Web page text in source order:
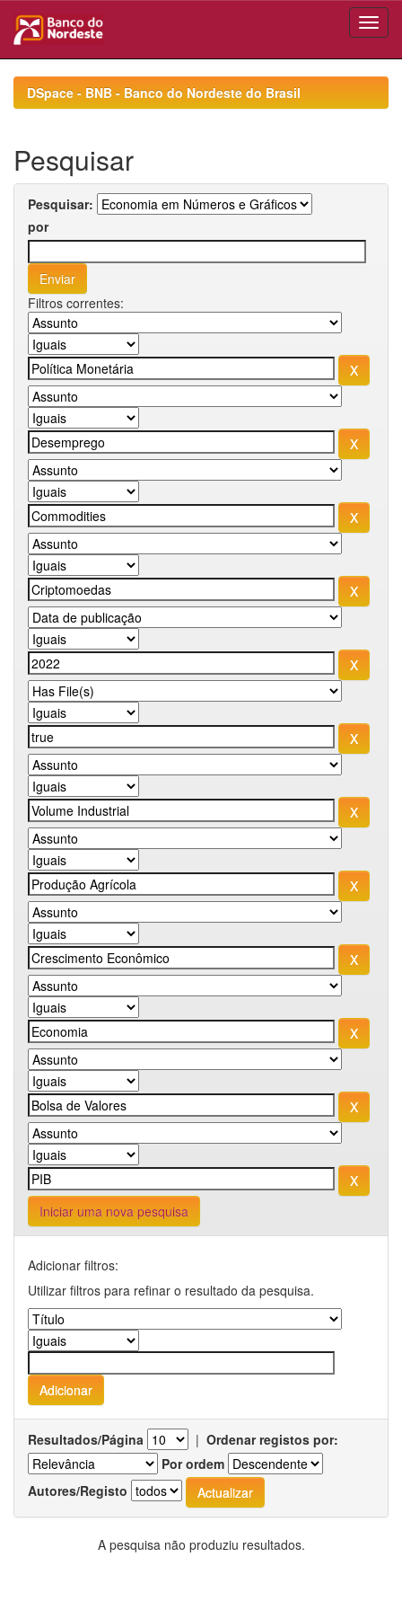
navigationDSpace - BNB - Banco do Nordeste do Brasil
Pesquisar
Pesquisar:
por
Filtros correntes:
Iniciar uma nova pesquisa
Adicionar filtros:
Utilizar filtros para refinar o resultado da pesquisa.
Resultados/Página | Ordenar registos por:
Por ordem
Autores/Registo
A pesquisa não produziu resultados.